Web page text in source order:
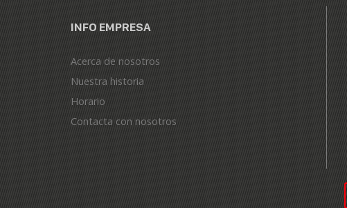
INFO EMPRESA
Acerca de nosotros
Nuestra historia
Horario
Contacta con nosotros